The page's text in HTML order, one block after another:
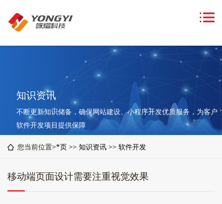
知识资讯
不断更新知识储备，确保网站建设、小程序开发优质服务，为客户
软件开发项目提供保障
您当前位置>*页 >> 知识资讯 >> 软件开发
移动端页面设计需要注重视觉效果